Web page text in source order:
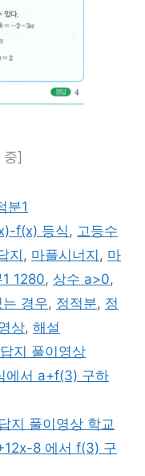
중]
분1
f(x) 등식, 고등수
지 , 마플시너지 , 마
1280, 상수 a>0,
경우, 정적분, 정
상, 해설
지 풀이영상
에서 a+f(3) 구하
지 풀이영상 학교
8 에서 f(3) 구